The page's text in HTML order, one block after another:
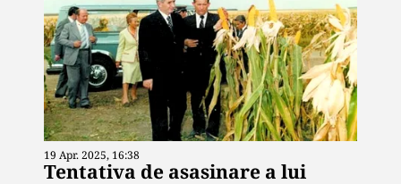
19 Apr. 2025, 16:38
Tentativa de asasinare a lui